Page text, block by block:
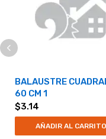
BALAUSTRE
60 CM 1
$3.14
AÑADIR AL CARRITO